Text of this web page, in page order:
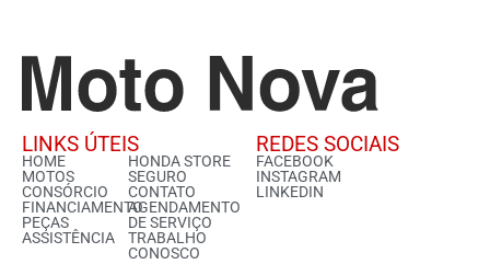
LINKS ÚTEIS
HOME
MOTOS
CONSÓRCIO
FINANCIAMENTO
PEÇAS
ASSISTÊNCIA
HONDA STORE
SEGURO
CONTATO
AGENDAMENTO
DE SERVIÇO
TRABALHO
CONOSCO
REDES SOCIAIS
FACEBOOK
INSTAGRAM
LINKEDIN